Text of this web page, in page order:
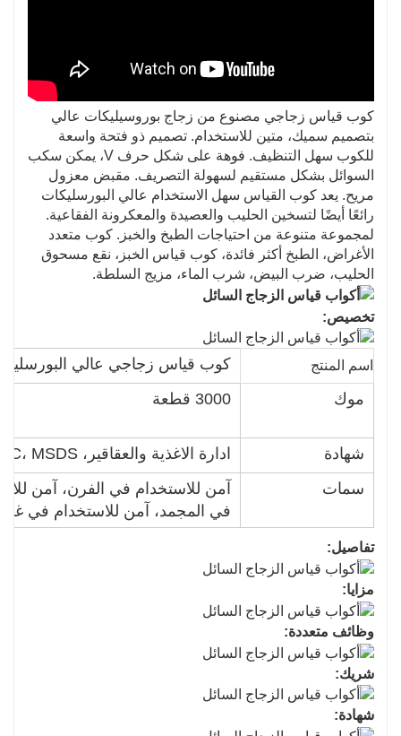
كوب قياس زجاجي مصنوع من زجاج بوروسيليكات عالي
بتصميم سميك، متين للاستخدام. تصميم ذو فتحة واسعة
للكوب سهل التنظيف. فوهة على شكل حرف V، يمكن سكب
السوائل بشكل مستقيم لسهولة التصريف. مقبض معزول
مريح. يعد كوب القياس سهل الاستخدام عالي البورسليكات
رائعًا أيضًا لتسخين الحليب والعصيدة والمعكرونة الفقاعية.
لمجموعة متنوعة من احتياجات الطبخ والخبز. كوب متعدد
الأغراض، الطبخ أكثر فائدة، كوب قياس الخبز، نقع مسحوق
الحليب، ضرب البيض، شرب الماء، مزيج السلطة.
تخصيص:
اسم المنتج
كوب قياس زجاجي عالي
موك
3000 قطعة
شهادة
ادارة الاغذية والعقاقير، LFGB، DGCCRF، ROHS، REACH، FSC، MSDS
سمات
آمن للاستخدام في الفرن، آمن
في المجمد، آمن للاستخدام في
تفاصيل:
مزايا:
وظائف متعددة:
شريك:
شهادة: